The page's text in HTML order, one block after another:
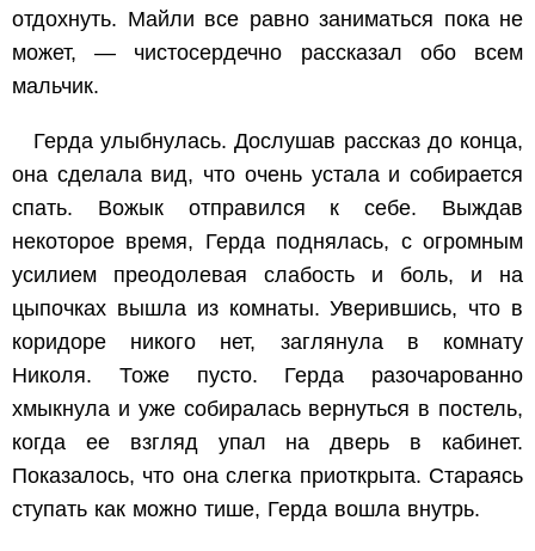
отдохнуть. Майли все равно заниматься пока не
может, — чистосердечно рассказал обо всем
мальчик.
Герда улыбнулась. Дослушав рассказ до конца,
она сделала вид, что очень устала и собирается
спать. Вожык отправился к себе. Выждав
некоторое время, Герда поднялась, с огромным
усилием преодолевая слабость и боль, и на
цыпочках вышла из комнаты. Уверившись, что в
коридоре никого нет, заглянула в комнату
Николя. Тоже пусто. Герда разочарованно
хмыкнула и уже собиралась вернуться в постель,
когда ее взгляд упал на дверь в кабинет.
Показалось, что она слегка приоткрыта. Стараясь
ступать как можно тише, Герда вошла внутрь.